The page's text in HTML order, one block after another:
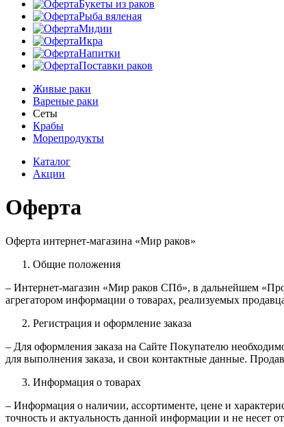
Букеты из раков
Рыба вяленая
Мидии
Икра
Напитки
Поставки раков
Живые раки
Вареные раки
Сеты
Крабы
Морепродукты
Каталог
Акции
Оферта
Оферта интернет-магазина «Мир раков»
Общие положения
– Интернет-магазин «Мир раков СПб», в дальнейшем
агрегатором информации о товарах, реализуемых
Регистрация и оформление заказа
– Для оформления заказа на Сайте Покупателю
для выполнения заказа, и свои контактные данные.
Информация о товарах
– Информация о наличии, ассортименте, цене и
точность и актуальность данной информации и не несет